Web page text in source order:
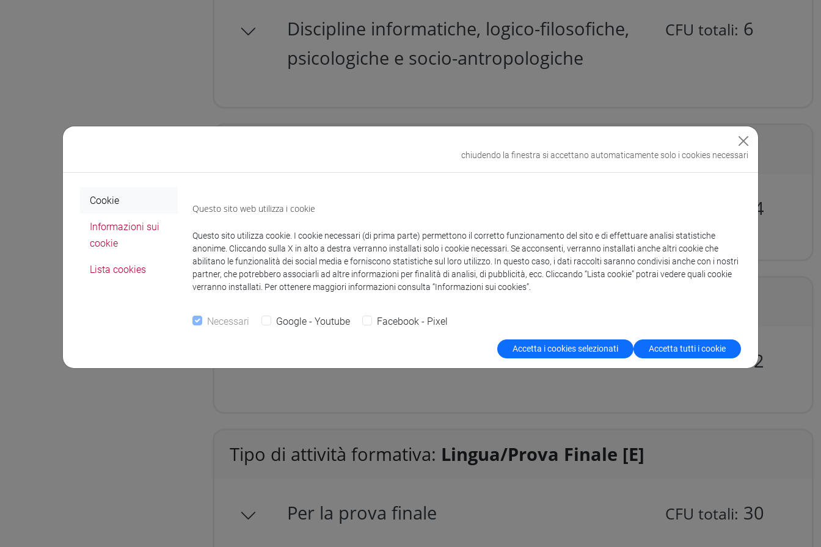
Discipline informatiche, logico-filosofiche,
psicologiche e socio-antropologiche
CFU totali: 6
Affine/Integrativa [C]
Attività formative affini o integrative 24
CFU totali:12
Tipo di attività formativa: Lingua/Prova Finale [E]
Per la prova finale CFU totali: 30
chiudendo la finestra si accettano automaticamente solo i cookies necessari
Cookie
Informazioni sui
cookie
Lista cookies
Questo sito web utilizza i cookie
Questo sito utilizza cookie. I cookie necessari (di prima parte) permettono il corretto funzionamento del sito e di effettuare analisi statistiche
anonime. Cliccando sulla X in alto a destra verranno installati solo i cookie necessari. Se acconsenti, verranno installati anche altri cookie che
abilitano le funzionalità dei social media e forniscono statistiche sul loro utilizzo. In questo caso, i dati raccolti saranno condivisi anche con i nostri
partner, che potrebbero associarli ad altre informazioni per finalità di analisi, di pubblicità, ecc. Cliccando “Lista cookie” potrai vedere quali cookie
verranno installati. Per ottenere maggiori informazioni consulta “Informazioni sui cookies”.
Necessari Google - Youtube Facebook - Pixel
Accetta i cookies selezionati Accetta tutti i cookie